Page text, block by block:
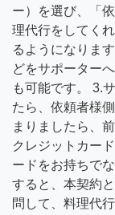
ー）を選び、「
理代行をしてく
るようになりま
どをサポーター
も可能です。 3.
たら、依頼者様
まりましたら、
クレジットカー
ードをお持ちで
すると、本契約
問して、料理代